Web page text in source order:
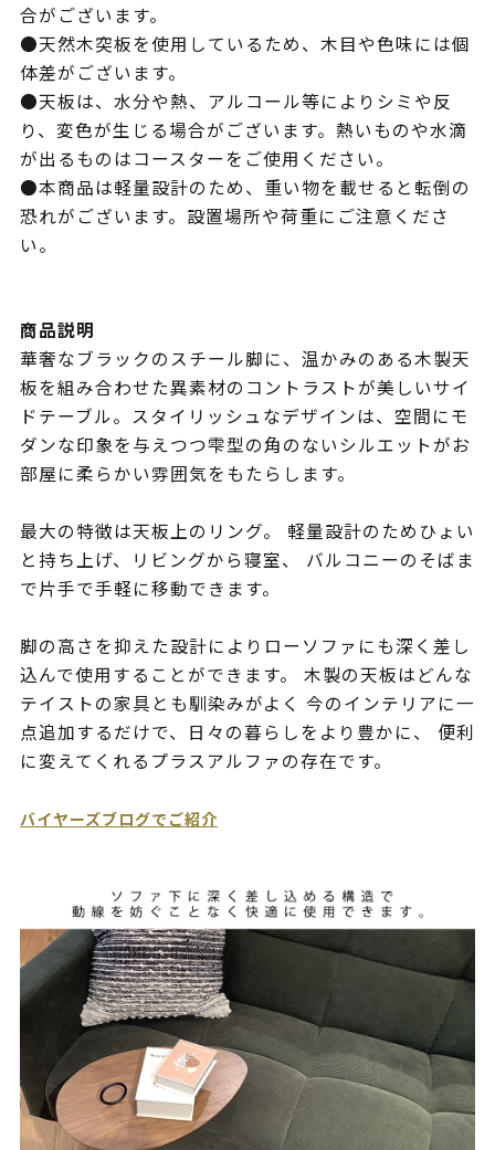
合がございます。
●天然木突板を使用しているため、木目や色味には個
体差がございます。
●天板は、水分や熱、アルコール等によりシミや反
り、変色が生じる場合がございます。熱いものや水滴
が出るものはコースターをご使用ください。
●本商品は軽量設計のため、重い物を載せると転倒の
恐れがございます。設置場所や荷重にご注意くださ
い。
商品説明
華奢なブラックのスチール脚に、温かみのある木製天
板を組み合わせた異素材のコントラストが美しいサイ
ドテーブル。スタイリッシュなデザインは、空間にモ
ダンな印象を与えつつ雫型の角のないシルエットがお
部屋に柔らかい雰囲気をもたらします。
最大の特徴は天板上のリング。 軽量設計のためひょい
と持ち上げ、リビングから寝室、 バルコニーのそばま
で片手で手軽に移動できます。
脚の高さを抑えた設計によりローソファにも深く差し
込んで使用することができます。 木製の天板はどんな
テイストの家具とも馴染みがよく 今のインテリアに一
点追加するだけで、日々の暮らしをより豊かに、 便利
に変えてくれるプラスアルファの存在です。
バイヤーズブログでご紹介